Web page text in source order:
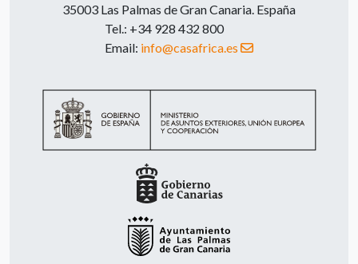
35003 Las Palmas de Gran Canaria. España
Tel.: +34 928 432 800
Email: info@casafrica.es